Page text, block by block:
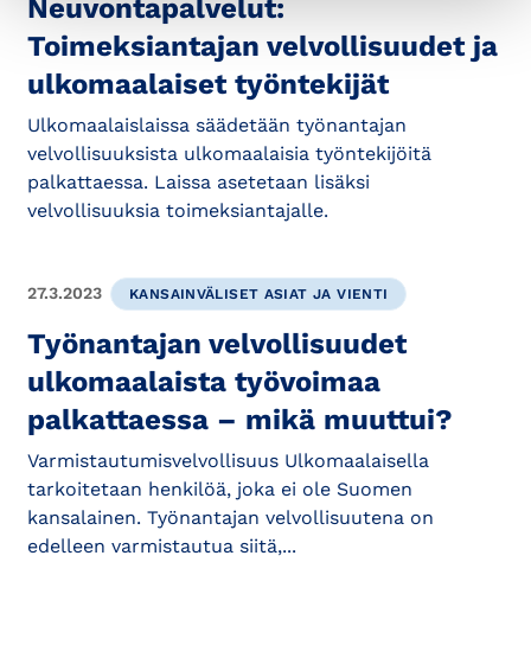
Neuvontapalvelut:
Toimeksiantajan velvollisuudet ja
ulkomaalaiset työntekijät
Ulkomaalaislaissa säädetään työnantajan
velvollisuuksista ulkomaalaisia työntekijöitä
palkattaessa. Laissa asetetaan lisäksi
velvollisuuksia toimeksiantajalle.
27.3.2023 KANSAINVÄLISET ASIAT JA VIENTI
Työnantajan velvollisuudet
ulkomaalaista työvoimaa
palkattaessa – mikä muuttui?
Varmistautumisvelvollisuus Ulkomaalaisella
tarkoitetaan henkilöä, joka ei ole Suomen
kansalainen. Työnantajan velvollisuutena on
edelleen varmistautua siitä,...